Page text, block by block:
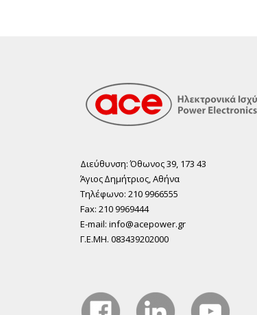
Διεύθυνση: Όθωνος 39, 173 43
Άγιος ∆ηµήτριος, Αθήνα
Τηλέφωνο: 210 9966555
Fax: 210 9969444
E-mail: info@acepower.gr
Γ.Ε.ΜΗ. 083439202000